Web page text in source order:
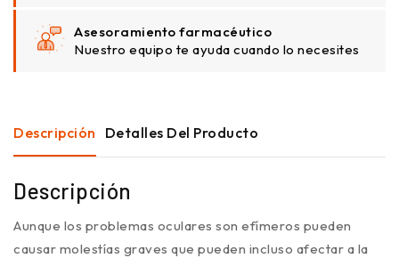
Asesoramiento farmacéutico
Nuestro equipo te ayuda cuando lo necesites
Descripción Detalles Del Producto
Descripción
Aunque los problemas oculares son efímeros pueden
causar molestías graves que pueden incluso afectar a la